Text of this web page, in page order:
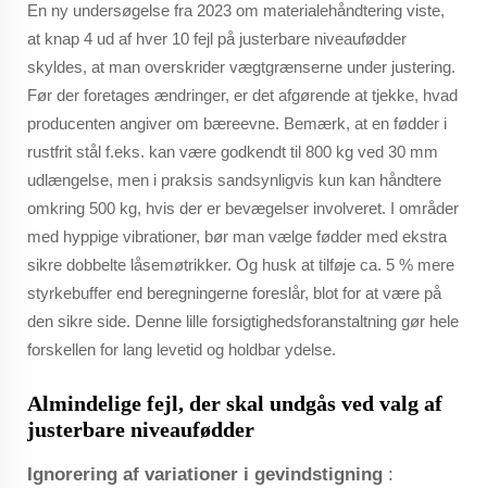
En ny undersøgelse fra 2023 om materialehåndtering viste,
at knap 4 ud af hver 10 fejl på justerbare niveaufødder
skyldes, at man overskrider vægtgrænserne under justering.
Før der foretages ændringer, er det afgørende at tjekke, hvad
producenten angiver om bæreevne. Bemærk, at en fødder i
rustfrit stål f.eks. kan være godkendt til 800 kg ved 30 mm
udlængelse, men i praksis sandsynligvis kun kan håndtere
omkring 500 kg, hvis der er bevægelser involveret. I områder
med hyppige vibrationer, bør man vælge fødder med ekstra
sikre dobbelte låsemøtrikker. Og husk at tilføje ca. 5 % mere
styrkebuffer end beregningerne foreslår, blot for at være på
den sikre side. Denne lille forsigtighedsforanstaltning gør hele
forskellen for lang levetid og holdbar ydelse.
Almindelige fejl, der skal undgås ved valg af
justerbare niveaufødder
Ignorering af variationer i gevindstigning :